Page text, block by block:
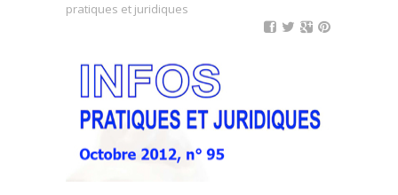
pratiques et juridiques